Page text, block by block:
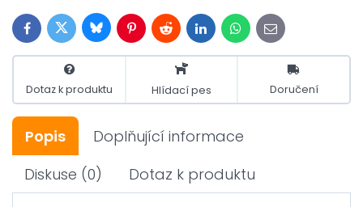
FacebookTwitterBlueskyPinterestRedditLinkedInWhatsApp
E-
mail
Dotaz k produktu Hlídací pes Doručení
Popis
Doplňující informace
Diskuse (0) Dotaz k produktu